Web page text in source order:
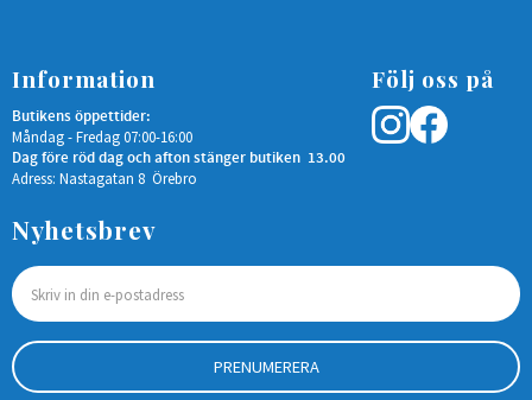
Information
Butikens öppettider:
Måndag - Fredag 07:00-16:00
Dag före röd dag och afton stänger butiken 13.00
Adress: Nastagatan 8 Örebro
Följ oss på
Nyhetsbrev
PRENUMERERA